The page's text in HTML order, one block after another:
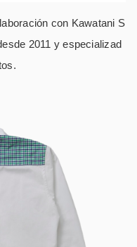
con Kawatani S
2011 y especializad